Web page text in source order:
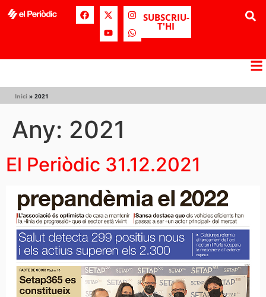
SUBSCRIU-
T'HI
Inici » 2021
Any: 2021
El Periòdic 31.12.2021